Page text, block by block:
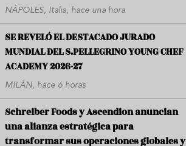
NÁPOLES, Italia, hace una hora
SE REVELÓ EL DESTACADO JURADO
MUNDIAL DEL S.PELLEGRINO YOUNG CHEF
ACADEMY 2026-27
MILÁN, hace 6 horas
Schreiber Foods y Ascendion anuncian
una alianza estratégica para
transformar sus operaciones globales y